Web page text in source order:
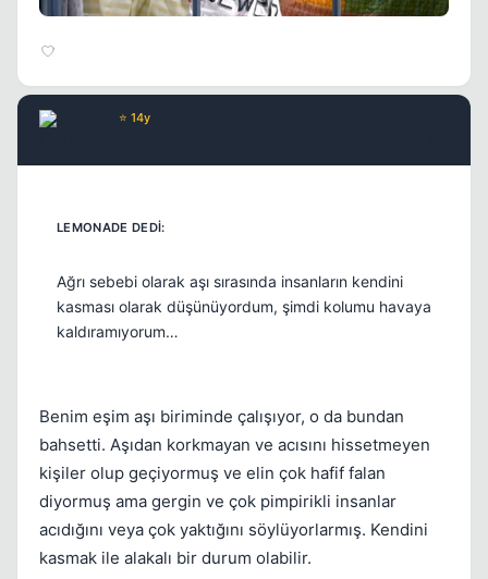
⭐ 14y
Ağrı sebebi olarak aşı sırasında insanların kendini
kasması olarak düşünüyordum, şimdi kolumu havaya
kaldıramıyorum…
Benim eşim aşı biriminde çalışıyor, o da bundan
bahsetti. Aşıdan korkmayan ve acısını hissetmeyen
kişiler olup geçiyormuş ve elin çok hafif falan
diyormuş ama gergin ve çok pimpirikli insanlar
acıdığını veya çok yaktığını söylüyorlarmış. Kendini
kasmak ile alakalı bir durum olabilir.